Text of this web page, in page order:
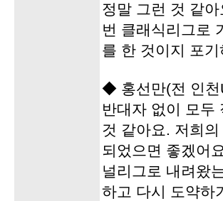
정말 그런 것 같
번 클래식리그로
를 한 것이지 포
◆ 홍선만(전 인천
반대자 없이 모두
것 같아요. 저희
되었으면 좋겠어
널리그로 내려왔
하고 다시 도약하